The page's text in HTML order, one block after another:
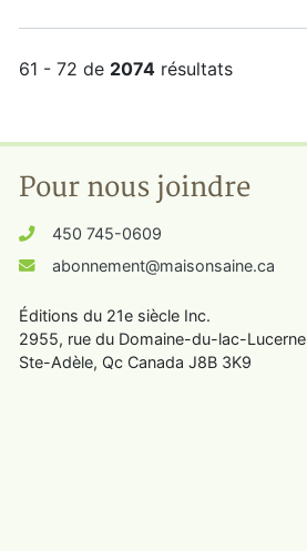
61 - 72 de 2074 résultats
Pour nous joindre
450 745-0609
abonnement@maisonsaine.ca
Éditions du 21e siècle Inc.
2955, rue du Domaine-du-lac-Lucerne
Ste-Adèle, Qc Canada J8B 3K9